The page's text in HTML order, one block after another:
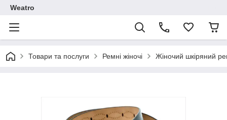
Weatro
Товари та послуги Ремні жіночі Жіночий шкіряний